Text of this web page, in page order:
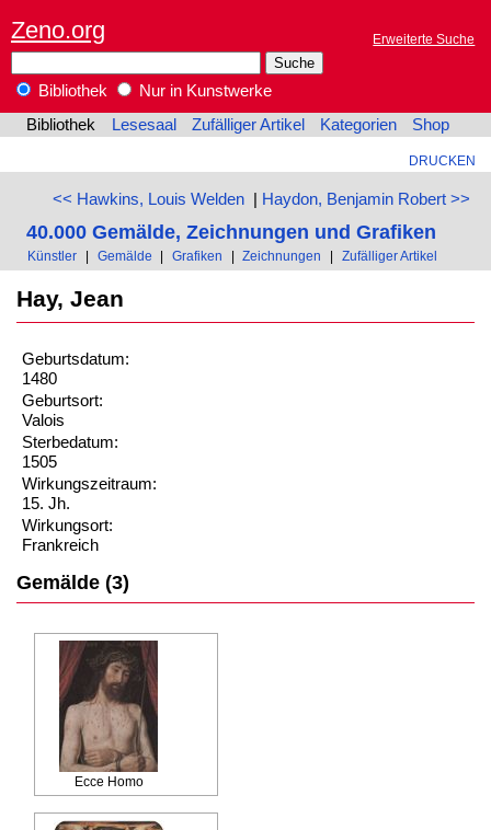
Zeno.org Erweiterte Suche
Bibliothek
Nur in Kunstwerke
Bibliothek
Lesesaal Zufälliger Artikel Kategorien Shop
DRUCKEN
<< Hawkins, Louis Welden| Haydon, Benjamin Robert >>
40.000 Gemälde, Zeichnungen und Grafiken
Künstler | Gemälde | Grafiken | Zeichnungen | Zufälliger Artikel
Hay, Jean
Geburtsdatum:
1480
Geburtsort:
Valois
Sterbedatum:
1505
Wirkungszeitraum:
15. Jh.
Wirkungsort:
Frankreich
Gemälde (3)
Ecce Homo